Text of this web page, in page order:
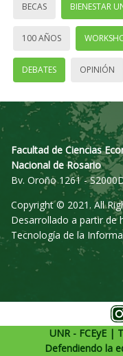
BECAS BIENESTAR
100 AÑOS
DEBATES OPINIÓN
Facultad de Ciencias
Nacional de Rosario
Bv. Oroño 1261 -
Copyright © 2021. All
Desarrollado a partir de
Tecnología de la
UNR - FCEyE |
Defendiendo la